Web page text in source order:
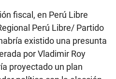
fiscal, en Perú Libre
Perú Libre/ Partido
existido una presunta
por Vladimir Roy
proyectado un plan